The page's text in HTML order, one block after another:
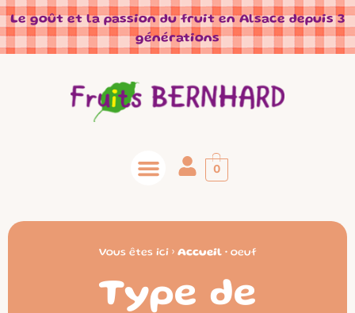
Le goût et la passion du fruit en Alsace depuis 3
générations
0
Vous êtes ici › Accueil• oeuf
Type de
Panneau de gestion des cookies